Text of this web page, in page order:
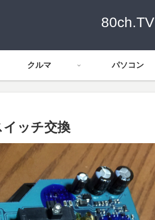
80ch.TV
クルマ パソコン
ッチ交換